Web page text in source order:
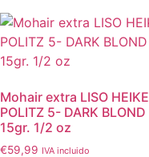
Mohair extra LISO HEIKE
POLITZ 5- DARK BLOND
15gr. 1/2 oz
€59,99 IVA incluido